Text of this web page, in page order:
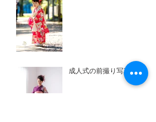
成人式の前撮り写真